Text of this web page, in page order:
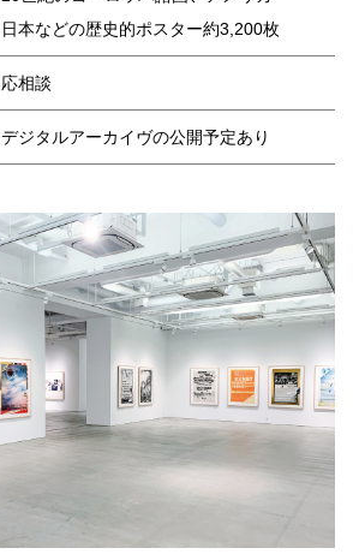
日本などの歴史的ポスター約3,200枚
応相談
デジタルアーカイヴの公開予定あり